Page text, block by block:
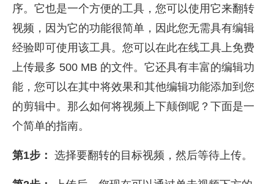
序。它也是一个方便的工具，您可以使用它来翻转
视频，因为它的功能很简单，因此您无需具有编辑
经验即可使用该工具。您可以在此在线工具上免费
上传最多 500 MB 的文件。它还具有丰富的编辑功
能，您可以在其中将效果和其他编辑功能添加到您
的剪辑中。那么如何将视频上下颠倒呢？下面是一
个简单的指南。
第1步： 选择要翻转的目标视频，然后等待上传。